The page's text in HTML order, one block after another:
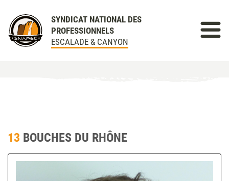
SYNDICAT NATIONAL DES
PROFESSIONNELS
ESCALADE & CANYON
13 BOUCHES DU RHÔNE